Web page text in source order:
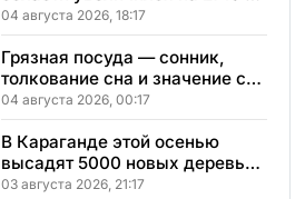
регион осваивает новые
рынки
04 августа 2026, 18:17
Грязная посуда — сонник,
толкование сна и значение сна
по мотивам ваших ощущений
и переживаний
04 августа 2026, 00:17
В Караганде этой осенью
высадят 5000 новых деревьев
в экопарке
03 августа 2026, 21:17